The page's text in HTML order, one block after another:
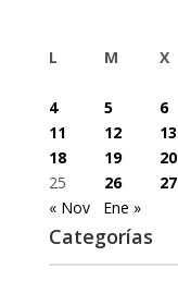
L
M X
4
5 6
11
12 13
18
19 20
25
26 27
« Nov
Ene »
Categorías